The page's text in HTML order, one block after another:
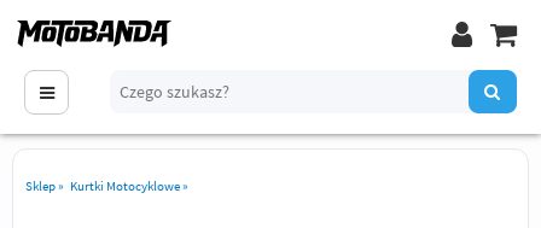
Sklep» Kurtki Motocyklowe»